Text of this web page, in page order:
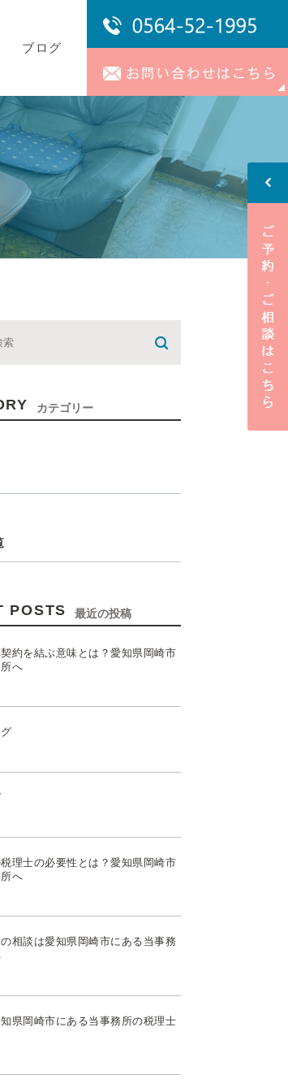
ブログ
所ブログ
ッフブログ
カテゴリー
POSTS 最近の投稿
約を結ぶ意味とは？愛知県岡崎市
へ
理士の必要性とは？愛知県岡崎市
へ
相談は愛知県岡崎市にある当事務
県岡崎市にある当事務所の税理士